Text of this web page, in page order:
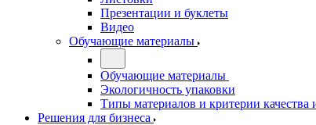
Презентации и буклеты
Видео
Обучающие материалы
Обучающие материалы
Экологичность упаковки
Типы материалов и критерии качества
Решения для бизнеса